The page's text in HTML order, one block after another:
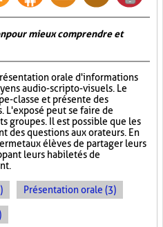
pour mieux comprendre et
orale d'informations
audio-scripto-visuels. Le
classe et présente des
L'exposé peut se faire de
groupes. Il est possible que les
des questions aux orateurs. En
aux élèves de partager leurs
leurs habiletés de
Présentation orale (3)